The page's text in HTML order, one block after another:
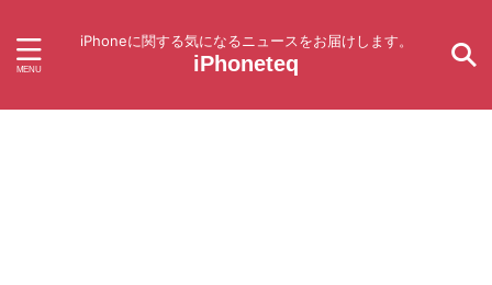
iPhoneに関する気になるニュースをお届けします。
iPhoneteq